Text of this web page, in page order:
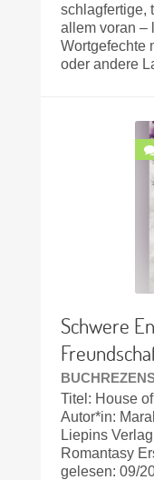
schlagfertige,
allem voran –
Wortgefechte
oder andere
Schwere
Titel: House
Autor*in:
Liepins
Romantasy
gelesen: 09/